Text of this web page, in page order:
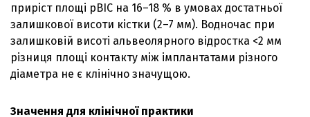
приріст площі pBIC на 16–18 % в умовах достатньої
залишкової висоти кістки (2–7 мм). Водночас при
залишковій висоті альвеолярного відростка <2 мм
різниця площі контакту між імплантатами різного
діаметра не є клінічно значущою.
Значення для клінічної практики